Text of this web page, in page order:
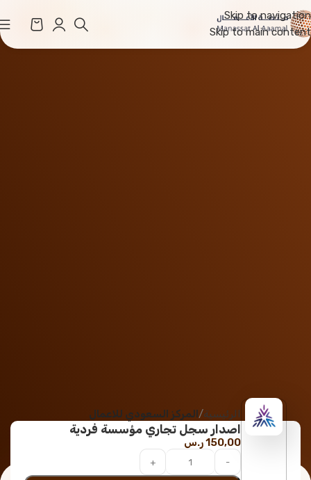
Skip to navigation
Skip to main content
الرئيسية المركز السعودي للاعمال
اصدار سجل تجاري مؤسسة فردية
150,00ر.س